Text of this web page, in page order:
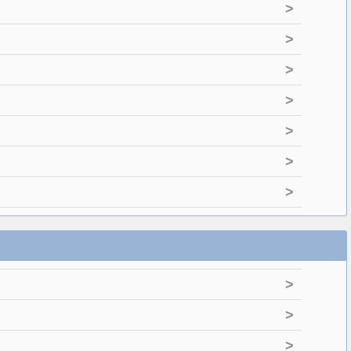
>
>
>
>
>
>
>
>
>
>